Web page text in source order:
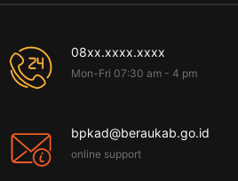
08xx.xxxx.xxxx
Mon-Fri 07:30 am - 4 pm
bpkad@beraukab.go.id
online support